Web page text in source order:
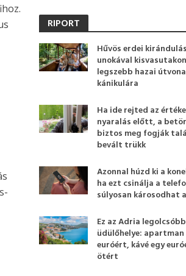
RIPORT
Hűvös erdei
unokával
legszebb hazai
kánikulára
Ha ide rejted az
nyaralás előtt, a
biztos meg fogják
bevált trükk
Azonnal húzd ki a
ha ezt csinálja a
súlyosan károsodhat
Ez az Adria legolcsóbb
üdülőhelye: apartman
euróért, kávé egy
ötért